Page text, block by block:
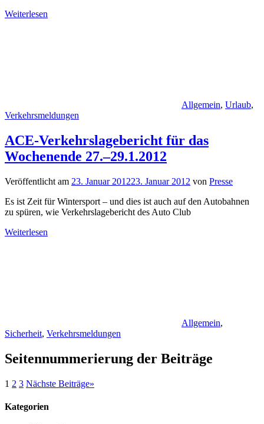
Weiterlesen
Allgemein, Urlaub,
Verkehrsmeldungen
ACE-Verkehrslagebericht für das
Wochenende 27.–29.1.2012
Veröffentlicht am 23. Januar 201223. Januar 2012 von Presse
Es ist Zeit für Wintersport – und dies ist auch auf den Autobahnen
zu spüren, wie Verkehrslagebericht des Auto Club
Weiterlesen
Allgemein,
Sicherheit, Verkehrsmeldungen
Seitennummerierung der Beiträge
1 2 3 Nächste Beiträge»
Kategorien